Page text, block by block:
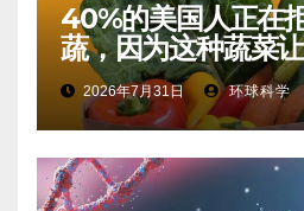
40%的美国人正在
蔬，因为这种蔬菜
性腹泻”
2026年7月31日 环球科学